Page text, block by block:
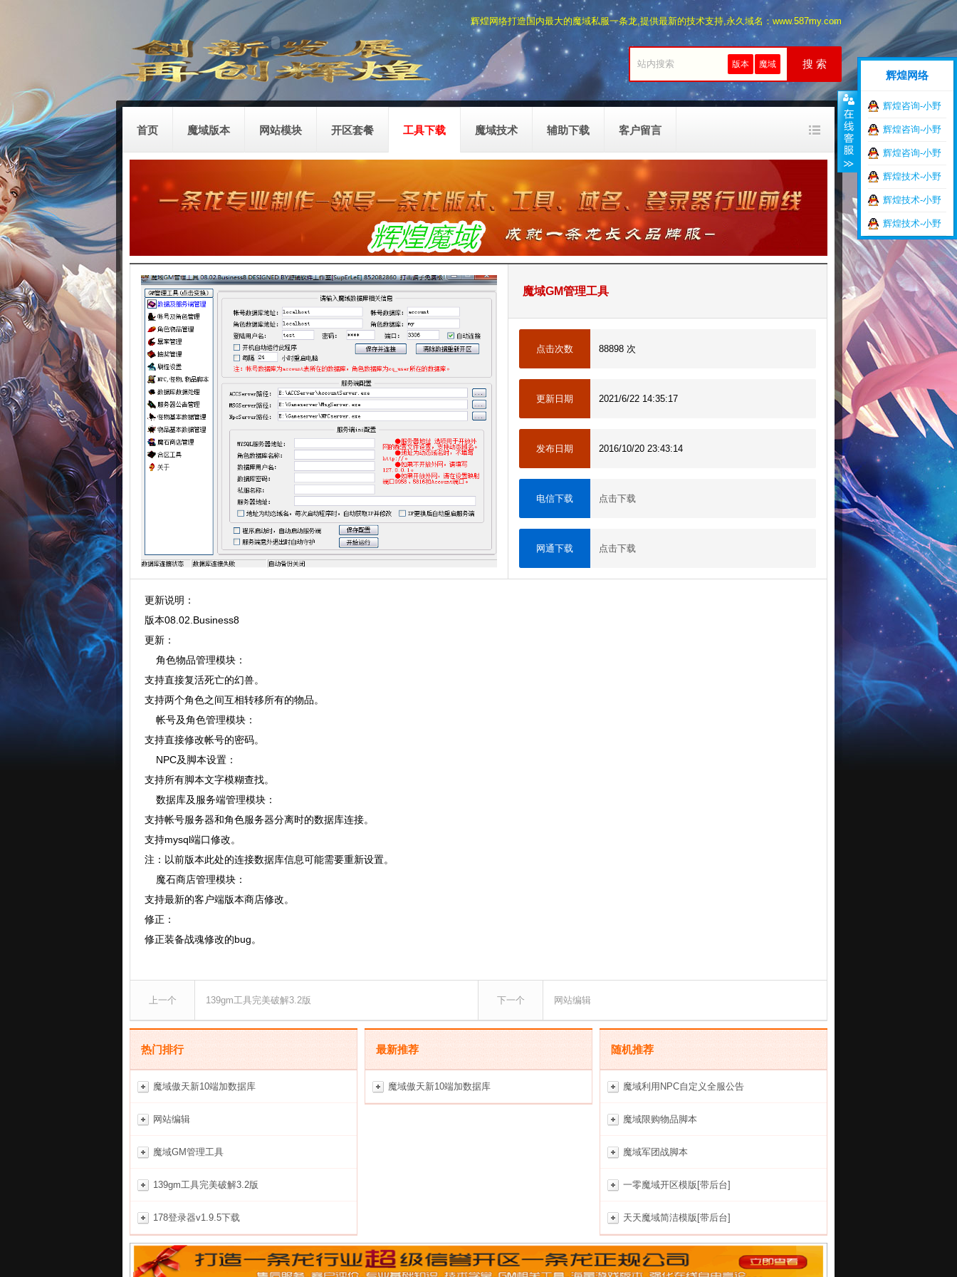
辉煌网络打造国内最大的魔域私服一条龙,提供最新的技术支持,永久域名：www.587my.com
搜 索
版本 魔域
首页 魔域版本 网站模块 开区套餐 工具下载 魔域技术 辅助下载 客户留言
魔域GM管理工具
点击次数 88898 次
更新日期 2021/6/22 14:35:17
发布日期 2016/10/20 23:43:14
电信下载 点击下载
网通下载 点击下载
更新说明：
版本08.02.Business8
更新：
角色物品管理模块：
支持直接复活死亡的幻兽。
支持两个角色之间互相转移所有的物品。
帐号及角色管理模块：
支持直接修改帐号的密码。
NPC及脚本设置：
支持所有脚本文字模糊查找。
数据库及服务端管理模块：
支持帐号服务器和角色服务器分离时的数据库连接。
支持mysql端口修改。
注：以前版本此处的连接数据库信息可能需要重新设置。
魔石商店管理模块：
支持最新的客户端版本商店修改。
修正：
修正装备战魂修改的bug。
上一个 139gm工具完美破解3.2版 下一个 网站编辑
热门排行
魔域傲天新10端加数据库
网站编辑
魔域GM管理工具
139gm工具完美破解3.2版
178登录器v1.9.5下载
最新推荐
魔域傲天新10端加数据库
随机推荐
魔域利用NPC自定义全服公告
魔域限购物品脚本
魔域军团战脚本
一零魔域开区模版[带后台]
天天魔域简洁模版[带后台]
辉煌网络
辉煌咨询-小野
辉煌咨询-小野
辉煌咨询-小野
辉煌技术-小野
辉煌技术-小野
辉煌技术-小野